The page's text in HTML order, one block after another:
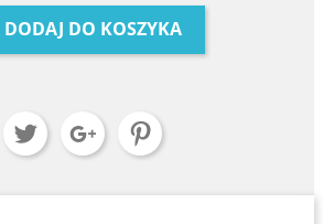
DODAJ DO KOSZYKA